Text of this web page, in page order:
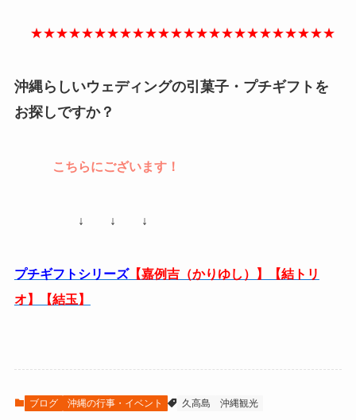
★★★★★★★★★★★★★★★★★★★★★★★★
沖縄らしいウェディングの引菓子・プチギフトを
お探しですか？
こちらにございます！
↓ ↓ ↓
プチギフトシリーズ【嘉例吉（かりゆし）】【結トリ
オ】【結玉】
ブログ 沖縄の行事・イベント 久高島 沖縄観光